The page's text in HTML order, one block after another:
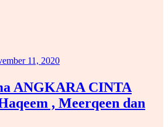
ANGKARA CINTA
, Meerqeen dan
11, 2020